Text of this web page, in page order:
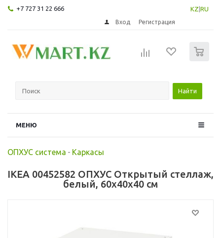
+7 727 31 22 666 KZ RU
Вход Регистрация
Найти
МЕНЮ
ОПХУС система - Каркасы
IKEA 00452582 ОПХУС Открытый стеллаж,
белый, 60x40x40 см